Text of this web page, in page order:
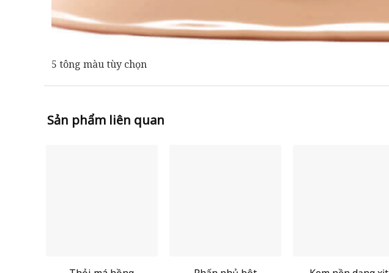
5 tông màu tùy chọn
Sản phẩm liên quan